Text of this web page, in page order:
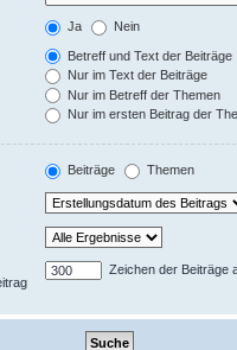
Ja Nein
Betreff und Text der Beiträge
Nur im Text der Beiträge
Nur im Betreff der Themen
Nur im ersten Beitrag der
Beiträge Themen
Zeichen der Beiträge